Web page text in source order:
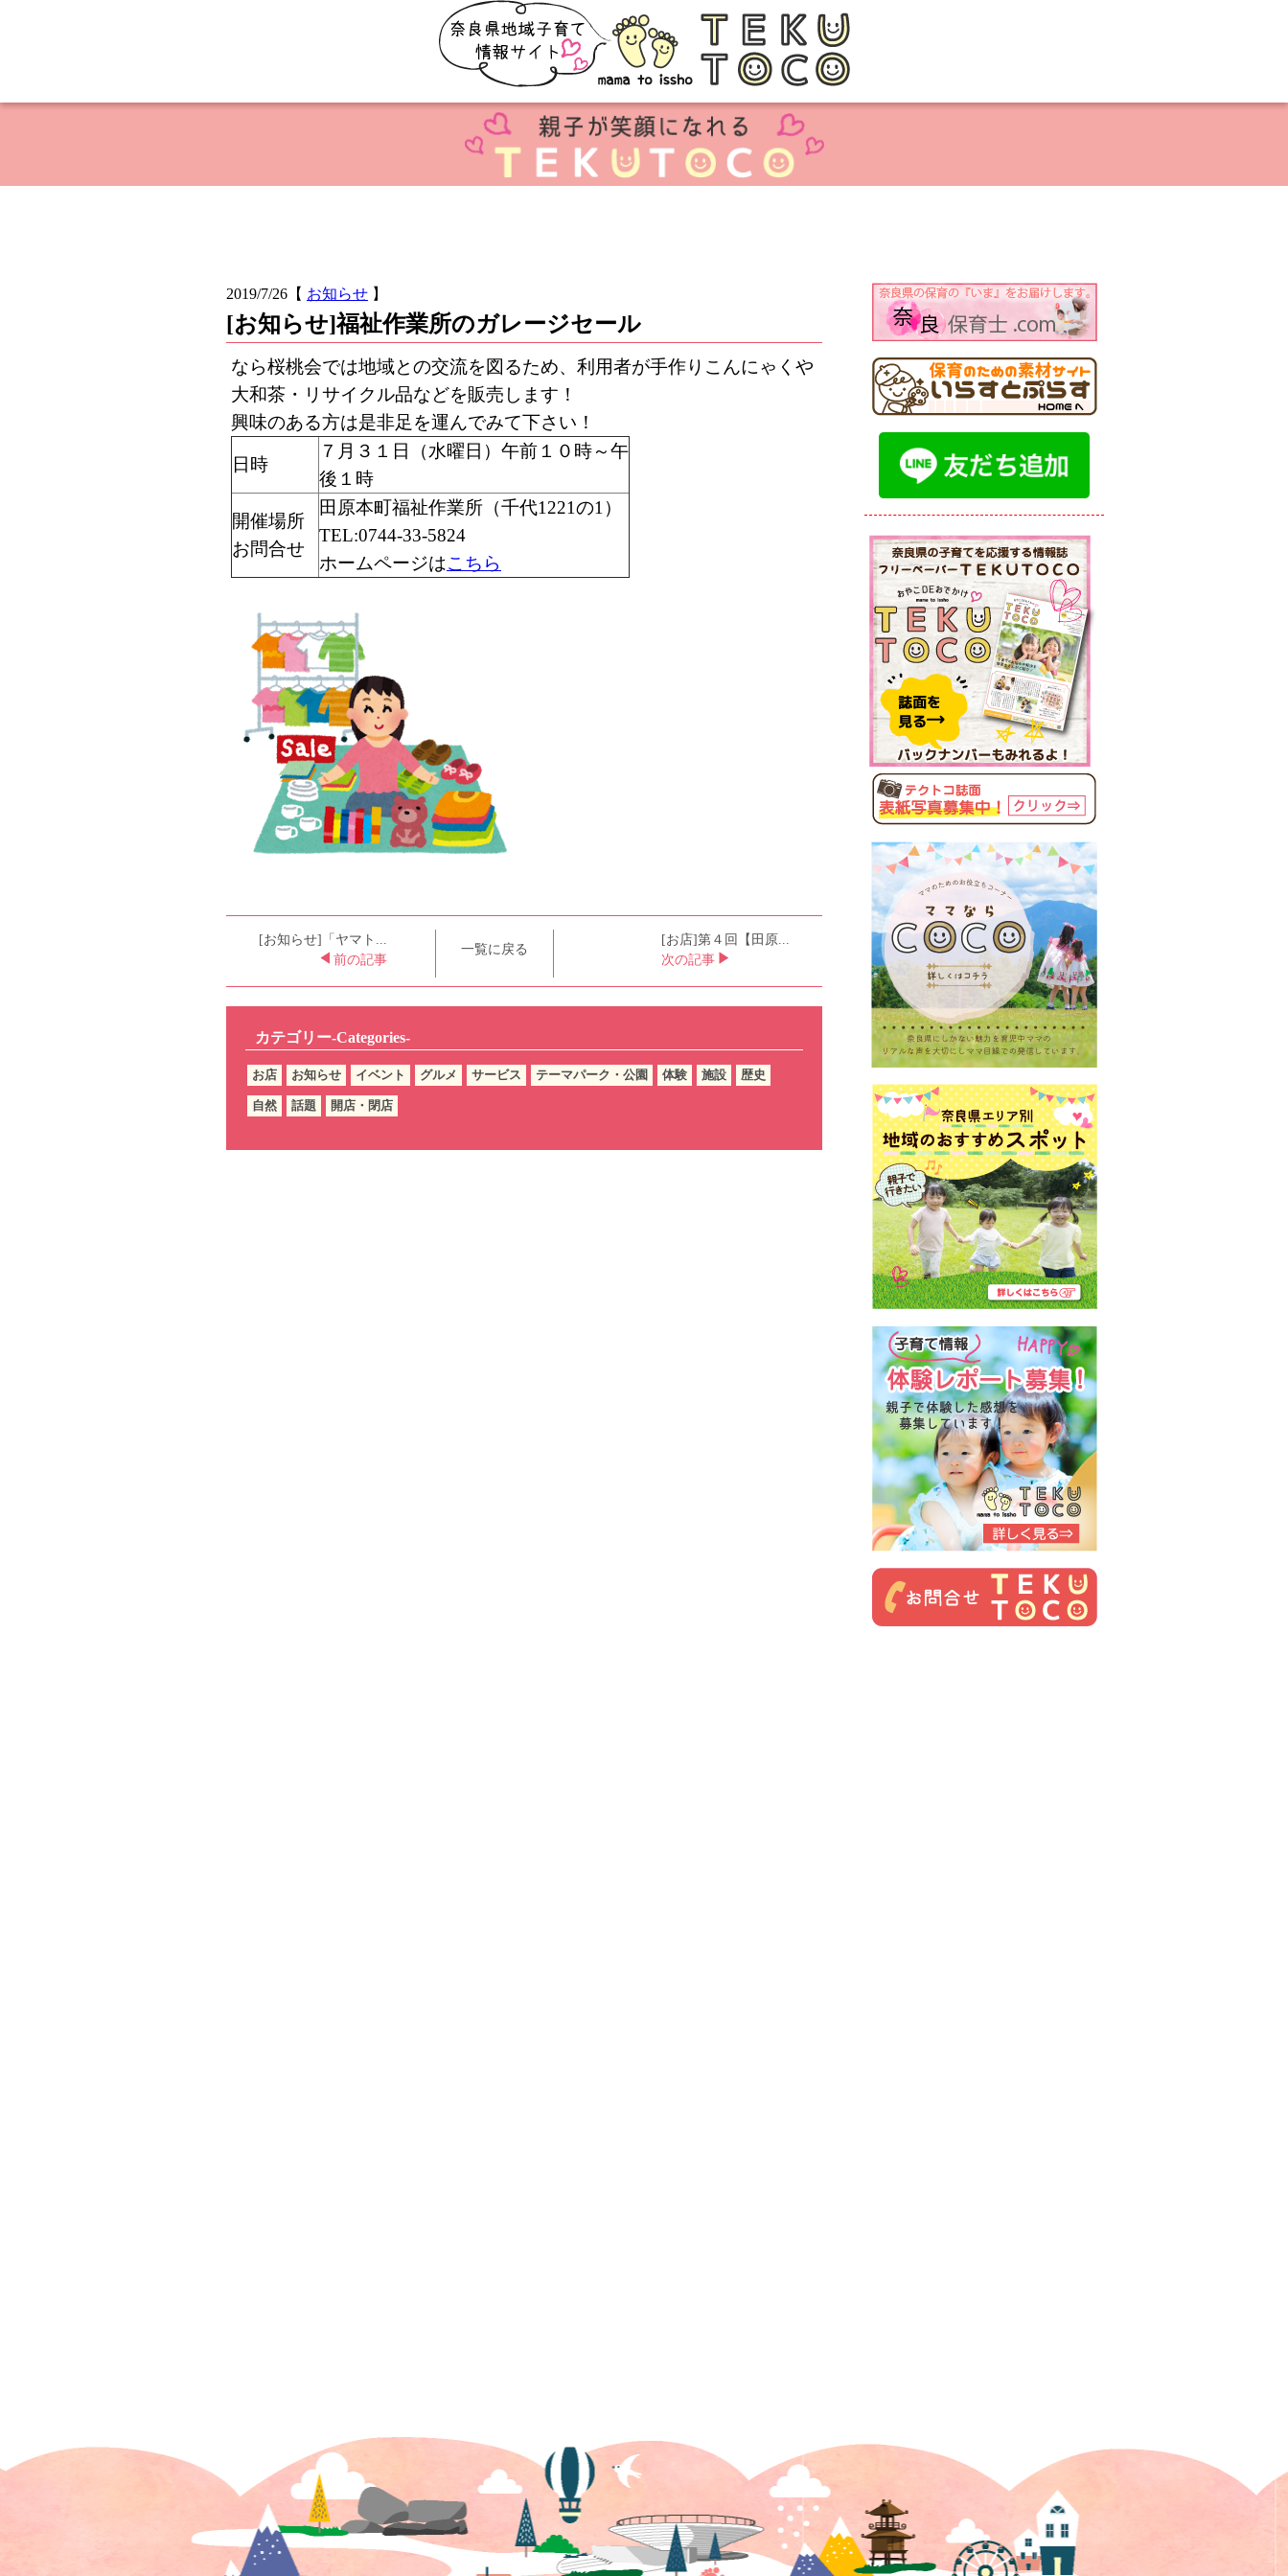
2019/7/26【 お知らせ】
[お知らせ]福祉作業所のガレージセール
なら桜桃会では地域との交流を図るため、利用者が手作りこんにゃくや
大和茶・リサイクル品などを販売します！
興味のある方は是非足を運んでみて下さい！
日時
７月３１日（水曜日）午前１０時～午
後１時
開催場所
お問合せ
田原本町福祉作業所（千代1221の1）
TEL:0744-33-5824
ホームページはこちら
[お知らせ]「ヤマト...
前の記事
一覧に戻る
[お店]第４回【田原...
次の記事
カテゴリー-Categories-
お店 お知らせ イベント グルメ サービス テーマパーク・公園 体験 施設 歴史
自然 話題 開店・閉店